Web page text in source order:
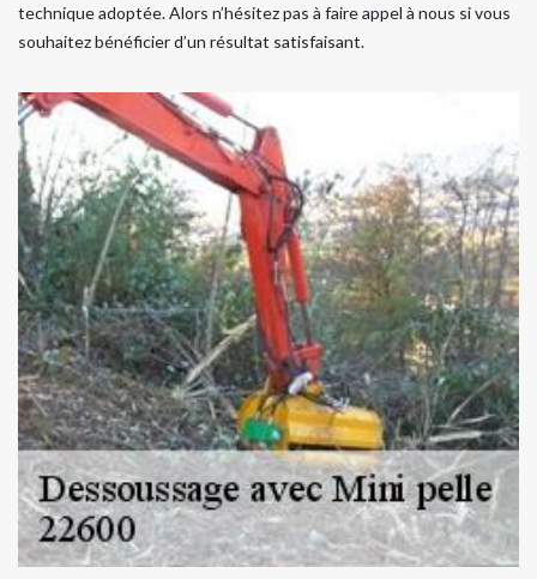
technique adoptée. Alors n’hésitez pas à faire appel à nous si vous
souhaitez bénéficier d’un résultat satisfaisant.